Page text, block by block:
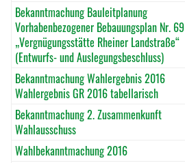
Bekanntmachung Bauleitplanung
Vorhabenbezogener Bebauungsplan Nr. 69
„Vergnügungsstätte Rheiner Landstraße“
(Entwurfs- und Auslegungsbeschluss)
Bekanntmachung Wahlergebnis 2016
Wahlergebnis GR 2016 tabellarisch
Bekanntmachung 2. Zusammenkunft
Wahlausschuss
Wahlbekanntmachung 2016